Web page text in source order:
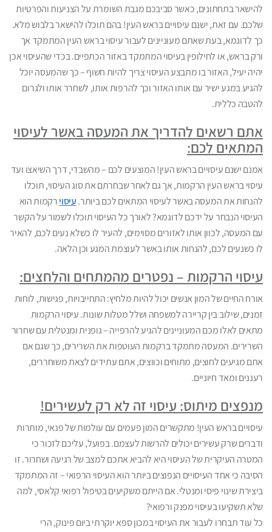
להישאר בתחתונים, כאשר סביבכם מגבת השומרת על הצניעות והפרטיות
שלכם. עם זאת, ישנם עיסויים בראש העין! בהם תוכלו להישאר בלבוש מלא.
כך לדוגמא, בעת שאתם מעוניינים לעבור עיסוי בראש העין המתמקד אך
ורק בראש, או לחילופין בעיסוי המתמקד באזור הכתפיים. בכדי שהעיסוי אכן
יהיה יעיל, האזור בו מתבצע העיסוי צריך להיות חשוף – כך שהמעסה יוכל
להגיע במגע ישיר עם אותו האזור וכך להרפות אותו, לשחרר אותו ולגרום
להטבה כללית.
אתם רשאים להדריך את המעסה באשר לעיסוי
המתאים לכם:
אמנם ישנם עיסויים בראש העין! המוצעים לכם – מהשבדי, דרך השיאצו ועד
עיסוי בראש העין הרקמות, אך גם לאחר שבחרתם את סוג העיסוי, תוכלו
להנחות את המעסה באשר לעיסוי המתאים לכם ביותר. עיסוי רקמות הוא
העיסוי הנבחר על ידכם לדוגמא? לאורך כל העיסוי תוכלו לשמור על הקשר
עם המעסה, לכוון אותו לאזורים מסוימים, להעיר לו כשלא נעים לכם, להאיר
לו כשנעים לכם, להנחות אותו באשר לעוצמת המגע וכן הלאה.
עיסוי הרקמות – נפטרים מהמתחים והלחצים:
אורח החיים של המון אנשים יכול להיות מלחיץ: התחייבויות, פגישות, לוחות
זמנים, שילוב בין קריירה למשפחה ושלל מטלות שונות. עיסוי הרקמות
מתאים לאלו מכם המעוניינים להגיע להרפייה – גופנית ומנטלית עם שחרור
השרירים. המעסה מתמקד ברקמות העוטפות את השרירים, כך שגם אם
אתם מגיעים לחוצים, מתוחים וכווצים, אתם עתידים לצאת משוחררים,
רעננים ומאד חיוניים.
מנפצים מיתוס: עיסוי זה לא רק לעשירים!
עיסויים בראש העין! מתקשרים המון פעמים עם עולמות של פנאי, מותרות
ודברים שרק עשירים יכולים להרשות לעצמם. בפועל, עליכם לזכור כי
המטרה העיקרית של העיסוי היא להביא אתכם למצב של רגיעה ושחרור. זו
הסיבה כי אחד העיסויים הנפוצים ביותר הוא העיסוי הרפואי – זה המתמקד
ביצירת שינוי פיסי ומנטלי. אם הייתם משקיעים בטיפול רפואי קלאסי, למה
שלא תשקיעו בעיסוי מפנק ורפואי?
כל עוד תבחרו לעבור את העיסוי במכון ספא יוקרתי ביום פינוק, הרי